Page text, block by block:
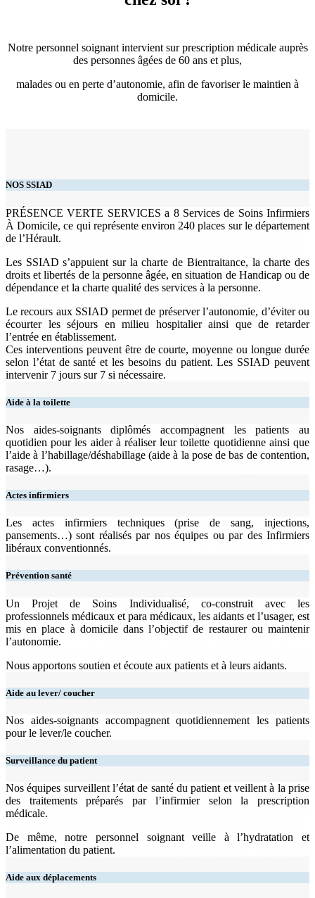
Notre personnel soignant intervient sur prescription médicale auprès
des personnes âgées de 60 ans et plus,
malades ou en perte d’autonomie, afin de favoriser le maintien à
domicile.
NOS SSIAD
PRÉSENCE VERTE SERVICES a 8 Services de Soins Infirmiers
À Domicile, ce qui représente environ 240 places sur le département
de l’Hérault.
Les SSIAD s’appuient sur la charte de Bientraitance, la charte des
droits et libertés de la personne âgée, en situation de Handicap ou de
dépendance et la charte qualité des services à la personne.
Le recours aux SSIAD permet de préserver l’autonomie, d’éviter ou
écourter les séjours en milieu hospitalier ainsi que de retarder
l’entrée en établissement.
Ces interventions peuvent être de courte, moyenne ou longue durée
selon l’état de santé et les besoins du patient. Les SSIAD peuvent
intervenir 7 jours sur 7 si nécessaire.
Aide à la toilette
Nos aides-soignants diplômés accompagnent les patients au
quotidien pour les aider à réaliser leur toilette quotidienne ainsi que
l’aide à l’habillage/déshabillage (aide à la pose de bas de contention,
rasage…).
Actes infirmiers
Les actes infirmiers techniques (prise de sang, injections,
pansements…) sont réalisés par nos équipes ou par des Infirmiers
libéraux conventionnés.
Prévention santé
Un Projet de Soins Individualisé, co-construit avec les
professionnels médicaux et para médicaux, les aidants et l’usager, est
mis en place à domicile dans l’objectif de restaurer ou maintenir
l’autonomie.
Nous apportons soutien et écoute aux patients et à leurs aidants.
Aide au lever/ coucher
Nos aides-soignants accompagnent quotidiennement les patients
pour le lever/le coucher.
Surveillance du patient
Nos équipes surveillent l’état de santé du patient et veillent à la prise
des traitements préparés par l’infirmier selon la prescription
médicale.
De même, notre personnel soignant veille à l’hydratation et
l’alimentation du patient.
Aide aux déplacements